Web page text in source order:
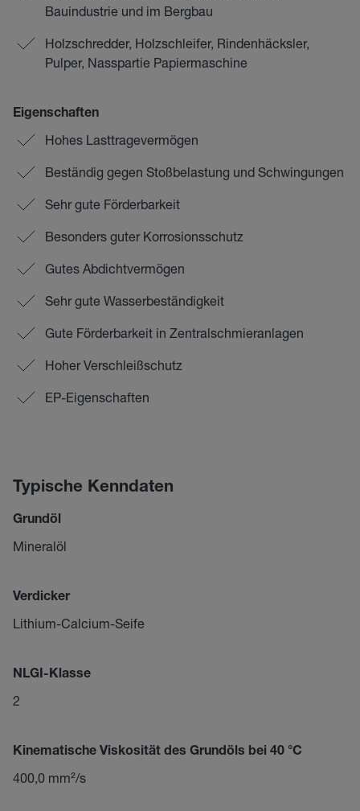
Bauindustrie und im Bergbau
Holzschredder, Holzschleifer, Rindenhäcksler,
Pulper, Nasspartie Papiermaschine
Eigenschaften
Hohes Lasttragevermögen
Beständig gegen Stoßbelastung und Schwingungen
Sehr gute Förderbarkeit
Besonders guter Korrosionsschutz
Gutes Abdichtvermögen
Sehr gute Wasserbeständigkeit
Gute Förderbarkeit in Zentralschmieranlagen
Hoher Verschleißschutz
EP-Eigenschaften
Typische Kenndaten
Grundöl
Mineralöl
Verdicker
Lithium-Calcium-Seife
NLGI-Klasse
2
Kinematische Viskosität des Grundöls bei 40 °C
400,0 mm²/s